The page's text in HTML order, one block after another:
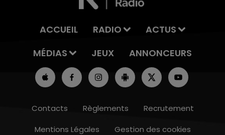
ACCUEIL RADIO
ACTUS
MÉDIAS
JEUX ANNONCEURS
Contacts Règlements
Recrutement
Mentions Légales
Gestion des cookies